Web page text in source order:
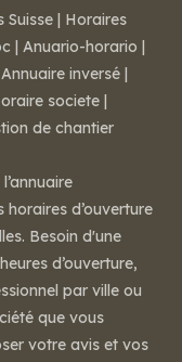
Suisse | Horaires
| Anuario-horario |
Annuaire inversé |
societe |
de chantier
d’ouverture
Besoin d'une
d’ouverture,
par ville ou
que vous
votre avis et vos